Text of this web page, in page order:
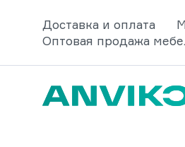
Доставка и оплата
Оптовая продажа